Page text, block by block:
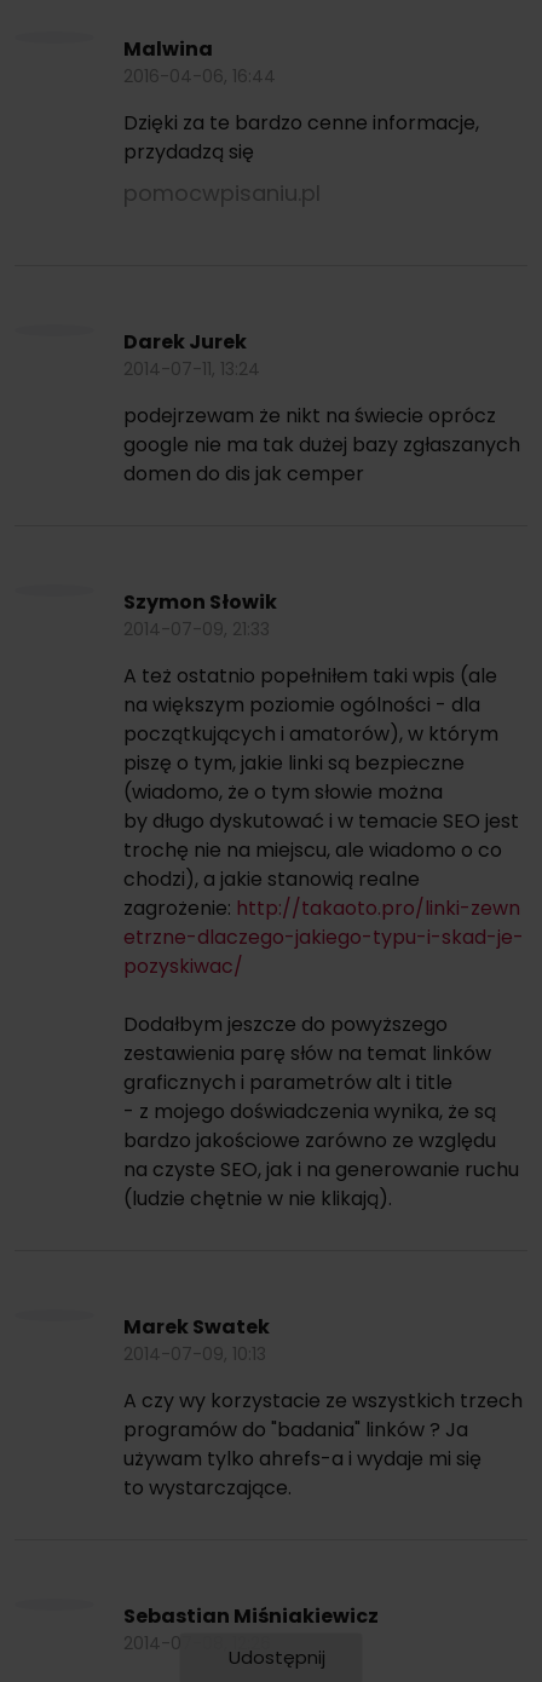
Malwina
2016-04-06, 16:44
Dzięki za te bardzo cenne informacje,
przydadzą się
pomocwpisaniu.pl
Darek Jurek
2014-07-11, 13:24
podejrzewam że nikt na świecie oprócz
google nie ma tak dużej bazy zgłaszanych
domen do dis jak cemper
Szymon Słowik
2014-07-09, 21:33
A też ostatnio popełniłem taki wpis (ale
na większym poziomie ogólności - dla
początkujących i amatorów), w którym
piszę o tym, jakie linki są bezpieczne
(wiadomo, że o tym słowie można
by długo dyskutować i w temacie SEO jest
trochę nie na miejscu, ale wiadomo o co
chodzi), a jakie stanowią realne
zagrożenie: http://takaoto.pro/linki-zewn
etrzne-dlaczego-jakiego-typu-i-skad-je-
pozyskiwac/
Dodałbym jeszcze do powyższego
zestawienia parę słów na temat linków
graficznych i parametrów alt i title
- z mojego doświadczenia wynika, że są
bardzo jakościowe zarówno ze względu
na czyste SEO, jak i na generowanie ruchu
(ludzie chętnie w nie klikają).
Marek Swatek
2014-07-09, 10:13
A czy wy korzystacie ze wszystkich trzech
programów do "badania" linków ? Ja
używam tylko ahrefs-a i wydaje mi się
to wystarczające.
Sebastian Miśniakiewicz
2014-07-08, 12:26
Udostępnij